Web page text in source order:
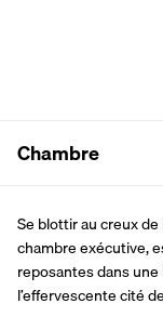
Chambre
Se blottir au creux
chambre exécutive,
reposantes dans
l’effervescente cité